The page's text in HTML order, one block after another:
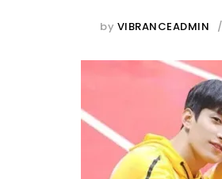
by VIBRANCEADMIN